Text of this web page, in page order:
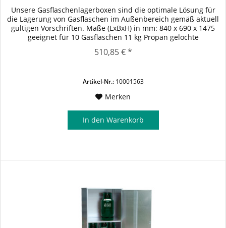
Unsere Gasflaschenlagerboxen sind die optimale Lösung für
die Lagerung von Gasflaschen im Außenbereich gemäß aktuell
gültigen Vorschriften. Maße (LxBxH) in mm: 840 x 690 x 1475
geeignet für 10 Gasflaschen 11 kg Propan gelochte
Ausführung...
510,85 € *
Artikel-Nr.:10001563
Merken
In den Warenkorb